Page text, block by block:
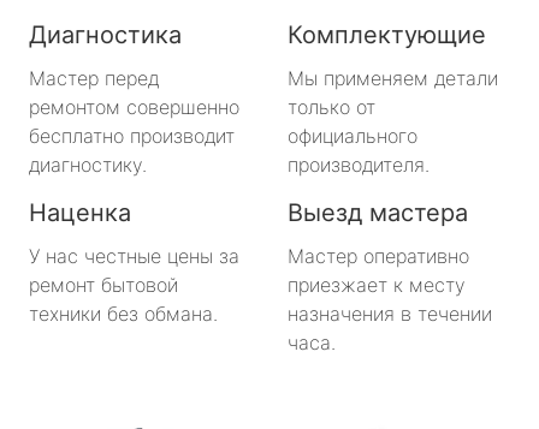
Диагностика
Мастер перед
ремонтом совершенно
бесплатно производит
диагностику.
Комплектующие
Мы применяем детали
только от
официального
производителя.
Наценка
У нас честные цены за
ремонт бытовой
техники без обмана.
Выезд мастера
Мастер оперативно
приезжает к месту
назначения в течении
часа.